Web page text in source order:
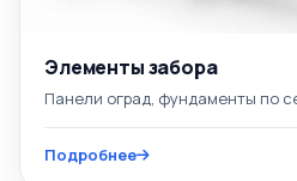
Элементы забора
Панели оград, фундаменты по
Подробнее